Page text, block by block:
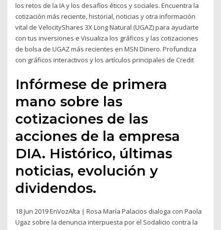
los retos de la IA y los desafíos éticos y sociales. Encuentra la
cotización más reciente, historial, noticias y otra información
vital de VelocityShares 3X Long Natural (UGAZ) para ayudarte
con tus inversiones e Visualiza los gráficos y las cotizaciones
de bolsa de UGAZ más recientes en MSN Dinero. Profundiza
con gráficos interactivos y los artículos principales de Credit
Infórmese de primera
mano sobre las
cotizaciones de las
acciones de la empresa
DIA. Histórico, últimas
noticias, evolución y
dividendos.
18 Jun 2019 EnVozAlta | Rosa María Palacios dialoga con Paola
Ugaz sobre la denuncia interpuesta por el Sodalicio contra la